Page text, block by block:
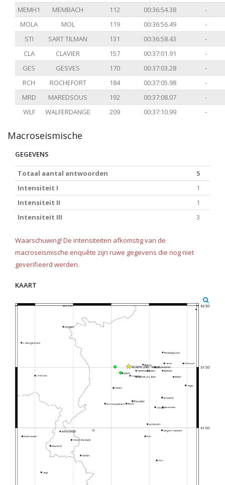
MEMH1
MEMBACH 112 00:36:54.38
-
MOLA
MOL 119 00:36:56.49
-
STI
SART TILMAN 131 00:36:58.43
-
CLA
CLAVIER 157 00:37:01.91
-
GES
GESVES 170 00:37:03.28
-
RCH
ROCHEFORT 184 00:37:05.98
-
MRD
MAREDSOUS 192 00:37:08.07
-
WLF
WALFERDANGE 209 00:37:10.99 -
Macroseismische
GEGEVENS
Totaal aantal antwoorden
5
Intensiteit I
1
Intensiteit II
1
Intensiteit III
3
Waarschuwing! De intensiteiten afkomstig van de
macroseismische enquête zijn ruwe gegevens die nog niet
geverifieerd werden.
KAART